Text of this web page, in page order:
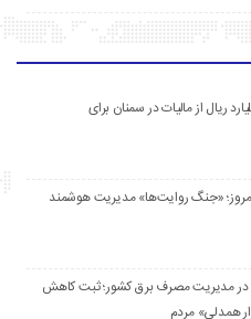
میلیارد ریال از مالیات در سمنان برای
«جنگ روایت‌ها» مدیریت هوشمند
در مدیریت مصرف برق کشور؛ ثبت کاهش